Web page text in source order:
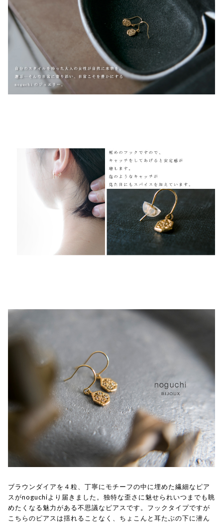
ブラウンダイアを４粒、丁寧にモチーフの中に埋めた繊細なピア
スがnoguchiより届きました。独特な歪さに魅せられいつまでも眺
めたくなる魅力がある不思議なピアスです。フックタイプですが
こちらのピアスは揺れることなく、ちょこんと耳たぶの下に潜ん